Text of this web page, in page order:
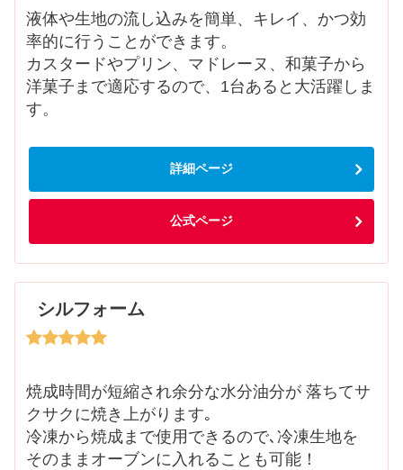
液体や生地の流し込みを簡単、キレイ、かつ効
率的に行うことができます。
カスタードやプリン、マドレーヌ、和菓子から
洋菓子まで適応するので、1台あると大活躍しま
す。
詳細ページ
公式ページ
シルフォーム
焼成時間が短縮され余分な水分油分が 落ちてサ
クサクに焼き上がります｡
冷凍から焼成まで使用できるので､冷凍生地を
そのままオーブンに入れることも可能！